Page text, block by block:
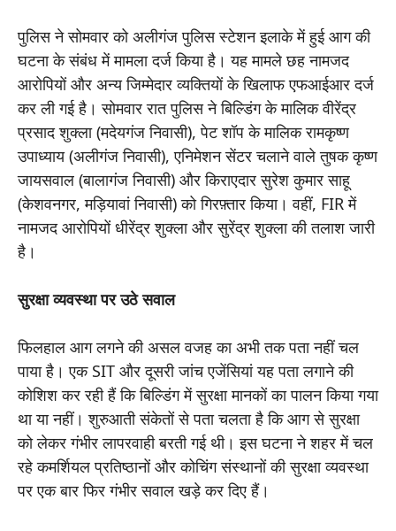
पुलिस ने सोमवार को अलीगंज पुलिस स्टेशन इलाके में हुई आग की
घटना के संबंध में मामला दर्ज किया है। यह मामले छह नामजद
आरोपियों और अन्य जिम्मेदार व्यक्तियों के खिलाफ एफआईआर दर्ज
कर ली गई है। सोमवार रात पुलिस ने बिल्डिंग के मालिक वीरेंद्र
प्रसाद शुक्ला (मदेयगंज निवासी), पेट शॉप के मालिक रामकृष्ण
उपाध्याय (अलीगंज निवासी), एनिमेशन सेंटर चलाने वाले तुषक कृष्ण
जायसवाल (बालागंज निवासी) और किराएदार सुरेश कुमार साहू
(केशवनगर, मड़ियावां निवासी) को गिरफ़्तार किया। वहीं, FIR में
नामजद आरोपियों धीरेंद्र शुक्ला और सुरेंद्र शुक्ला की तलाश जारी
है।
सुरक्षा व्यवस्था पर उठे सवाल
फिलहाल आग लगने की असल वजह का अभी तक पता नहीं चल
पाया है। एक SIT और दूसरी जांच एजेंसियां ​​यह पता लगाने की
कोशिश कर रही हैं कि बिल्डिंग में सुरक्षा मानकों का पालन किया गया
था या नहीं। शुरुआती संकेतों से पता चलता है कि आग से सुरक्षा
को लेकर गंभीर लापरवाही बरती गई थी। इस घटना ने शहर में चल
रहे कमर्शियल प्रतिष्ठानों और कोचिंग संस्थानों की सुरक्षा व्यवस्था
पर एक बार फिर गंभीर सवाल खड़े कर दिए हैं।